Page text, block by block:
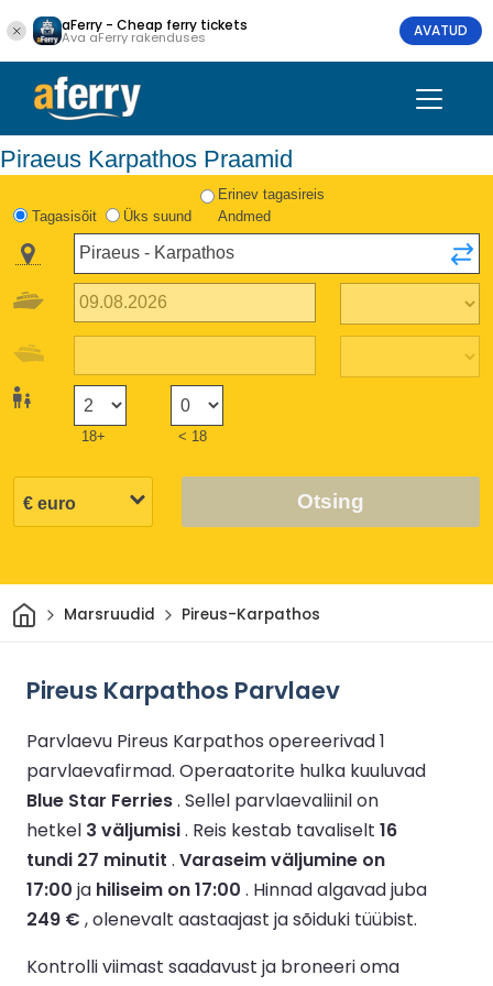
aFerry - Cheap ferry tickets
Ava aFerry rakenduses AVATUD
Piraeus Karpathos Praamid
Tagasisõit Üks suund
Erinev tagasireis
Andmed
18+ < 18
Otsing
Avaleht
Marsruudid Pireus-Karpathos
Pireus Karpathos Parvlaev
Parvlaevu Pireus Karpathos opereerivad 1
parvlaevafirmad. Operaatorite hulka kuuluvad
Blue Star Ferries. Sellel parvlaevaliinil on
hetkel 3 väljumisi. Reis kestab tavaliselt 16
tundi 27 minutit . Varaseim väljumine on
17:00 ja hiliseim on 17:00 . Hinnad algavad juba
249 € , olenevalt aastaajast ja sõiduki tüübist.
Kontrolli viimast saadavust ja broneeri oma